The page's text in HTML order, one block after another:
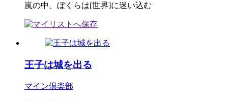
嵐の中、ぼくらは[世界]に迷い込む
王子は城を出る
マイン倶楽部